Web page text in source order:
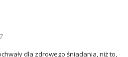
dla zdrowego śniadania, niż to,